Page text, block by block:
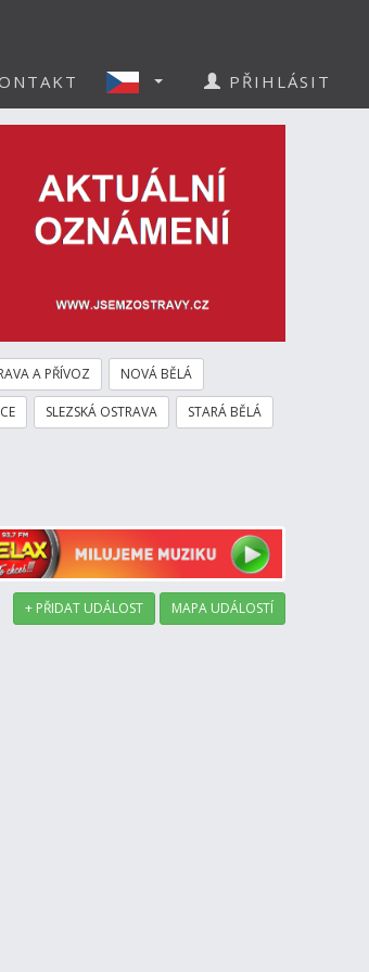
PŘIHLÁSIT
A PŘÍVOZ NOVÁ BĚLÁ
SLEZSKÁ OSTRAVA STARÁ BĚLÁ
+ PŘIDAT UDÁLOST MAPA UDÁLOSTÍ